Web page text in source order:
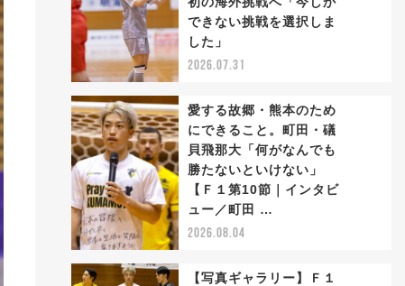
できない挑戦を選択しま
した」
2026.07.31
愛する故郷・熊本のため
にできること。町田・礒
貝飛那大「何がなんでも
勝たないといけない」
【Ｆ１第10節｜インタビ
ュー／町田 …
2026.08.04
【写真ギャラリー】Ｆ１